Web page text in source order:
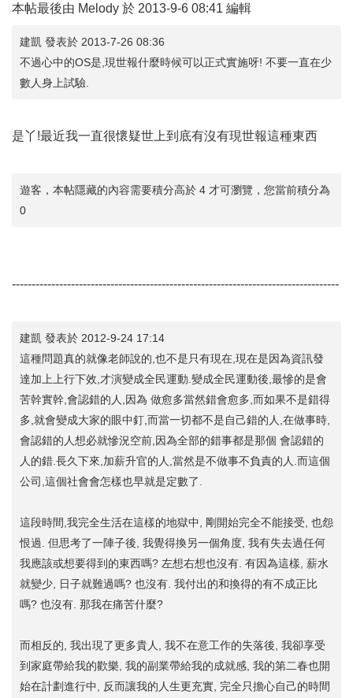
本帖最後由 Melody 於 2013-9-6 08:41 編輯
建凱 發表於 2013-7-26 08:36
不過心中的OS是,現世報什麼時候可以正式實施呀! 不要一直在少
數人身上試驗.
是丫!最近我一直很懷疑世上到底有沒有現世報這種東西
遊客，本帖隱藏的內容需要積分高於 4 才可瀏覽，您當前積分為
0
-----------------------------------------------------------------------------------
建凱 發表於 2012-9-24 17:14
這種問題真的就像老師說的,也不是只有現在,現在是因為資訊發
達加上上行下效,才演變成全民運動.變成全民運動後,最慘的是會
苦幹實幹,會認錯的人,因為 做愈多當然錯會愈多,而如果不是錯得
多,就會變成大家的眼中釘,而當一切都不是自己錯的人,在做事時,
會認錯的人想必就慘況空前,因為全部的錯事都是那個 會認錯的
人的錯.長久下來,加薪升官的人,當然是不做事不負責的人.而這個
公司,這個社會會怎樣也早就是定數了.
這段時間,我完全生活在這樣的地獄中, 剛開始完全不能接受, 也怨
恨過. 但思考了一陣子後, 我覺得換另一個角度, 我有失去過任何
我應該或想要得到的東西嗎? 左想右想也沒有. 有因為這樣, 薪水
就變少, 日子就難過嗎? 也沒有. 我付出的和換得的有不成正比
嗎? 也沒有. 那我在痛苦什麼?
而相反的, 我出現了更多貴人, 我不在意工作的失落後, 我卻享受
到家庭帶給我的歡樂, 我的副業帶給我的成就感, 我的第二春也開
始在計劃進行中, 反而讓我的人生更充實, 完全只擔心自己的時間